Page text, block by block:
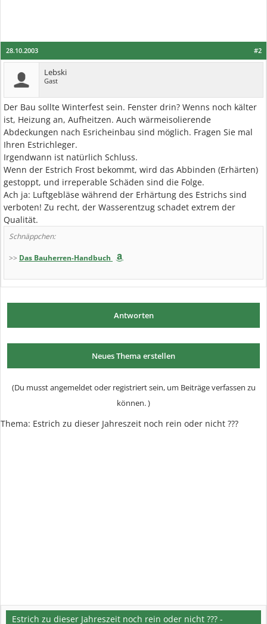
#2
28.10.2003
Lebski
Gast
Der Bau sollte Winterfest sein. Fenster drin? Wenns noch kälter
ist, Heizung an, Aufheitzen. Auch wärmeisolierende
Abdeckungen nach Esricheinbau sind möglich. Fragen Sie mal
Ihren Estrichleger.
Irgendwann ist natürlich Schluss.
Wenn der Estrich Frost bekommt, wird das Abbinden (Erhärten)
gestoppt, und irreperable Schäden sind die Folge.
Ach ja: Luftgebläse während der Erhärtung des Estrichs sind
verboten! Zu recht, der Wasserentzug schadet extrem der
Qualität.
Schnäppchen:
>> Das Bauherren-Handbuch
Antworten
Neues Thema erstellen
(Du musst angemeldet oder registriert sein, um Beiträge verfassen zu
können. )
Thema: Estrich zu dieser Jahreszeit noch rein oder nicht ???
Estrich zu dieser Jahreszeit noch rein oder nicht ??? -